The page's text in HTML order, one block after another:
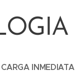
INMEDIATA